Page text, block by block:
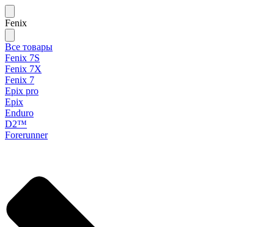
Fenix
Все товары
Fenix 7S
Fenix 7X
Fenix 7
Epix pro
Epix
Enduro
D2™
Forerunner